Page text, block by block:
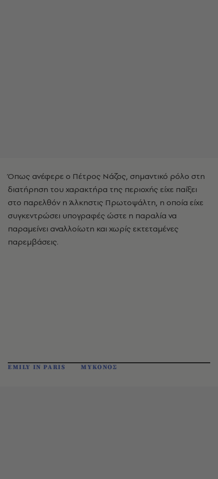
Όπως ανέφερε ο Πέτρος Νάζος, σημαντικό ρόλο στη
διατήρηση του χαρακτήρα της περιοχής είχε παίξει
στο παρελθόν η Άλκηστις Πρωτοψάλτη, η οποία είχε
συγκεντρώσει υπογραφές ώστε η παραλία να
παραμείνει αναλλοίωτη και χωρίς εκτεταμένες
παρεμβάσεις.
EMILY IN PARIS ΜΥΚΟΝΟΣ